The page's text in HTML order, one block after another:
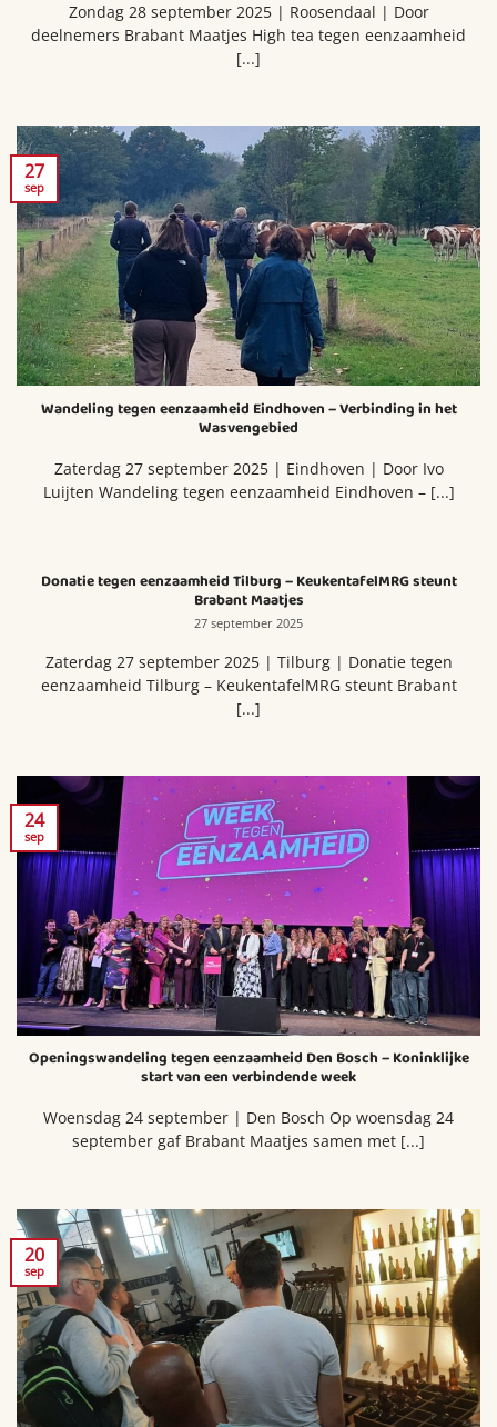
Zondag 28 september 2025 | Roosendaal | Door
deelnemers Brabant Maatjes High tea tegen eenzaamheid
[...]
Wandeling tegen eenzaamheid Eindhoven – Verbinding in het
Wasvengebied
Zaterdag 27 september 2025 | Eindhoven | Door Ivo
Luijten Wandeling tegen eenzaamheid Eindhoven – [...]
27
sep
Donatie tegen eenzaamheid Tilburg – KeukentafelMRG steunt
Brabant Maatjes
27 september 2025
Zaterdag 27 september 2025 | Tilburg | Donatie tegen
eenzaamheid Tilburg – KeukentafelMRG steunt Brabant
[...]
Openingswandeling tegen eenzaamheid Den Bosch – Koninklijke
start van een verbindende week
Woensdag 24 september | Den Bosch Op woensdag 24
september gaf Brabant Maatjes samen met [...]
24
sep
20
sep